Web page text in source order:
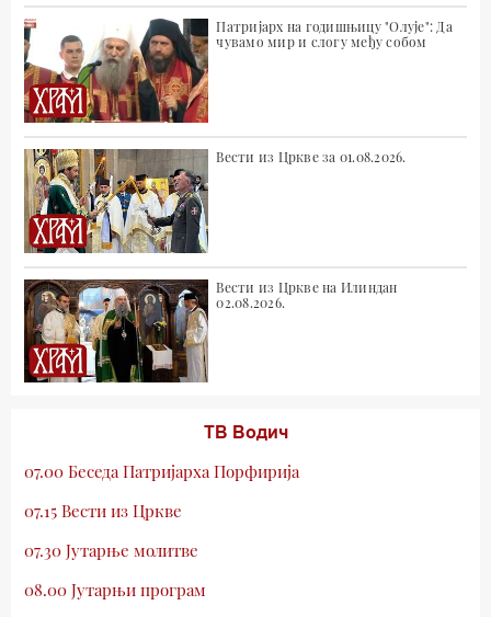
Патријарх на годишњицу "Олује": Да
чувамо мир и слогу међу собом
Вести из Цркве за 01.08.2026.
Вести из Цркве на Илиндан
02.08.2026.
ТВ Водич
07.00 Беседа Патријарха Порфирија
07.15 Вести из Цркве
07.30 Јутарње молитве
08.00 Јутарњи програм